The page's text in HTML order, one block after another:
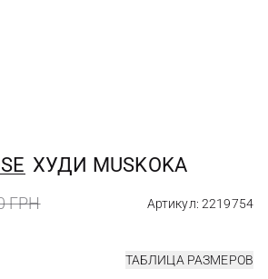
ХУДИ MUSKOKA
ГРН Артикул: 2219754
ТАБЛИЦА РАЗМЕРОВ